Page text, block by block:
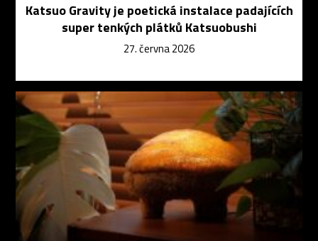
Katsuo Gravity je poetická instalace padajících
super tenkých plátků Katsuobushi
27. června 2026